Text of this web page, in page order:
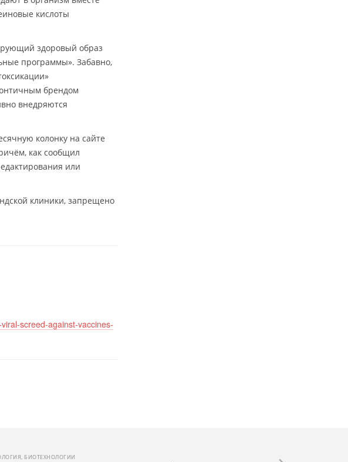
кислоты
здоровый образ
программы». Забавно,
брендом
внедряются
колонку на сайте
как сообщил
или
клиники, запрещено
screed-against-vaccines-
БИОТЕХНОЛОГИИ